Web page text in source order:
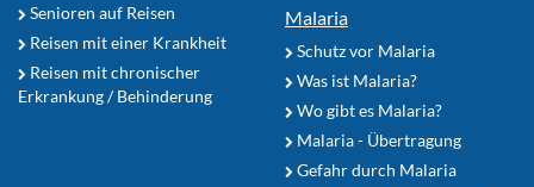
Senioren auf Reisen
Reisen mit einer Krankheit
Reisen mit chronischer
Erkrankung / Behinderung
Malaria
Schutz vor Malaria
Was ist Malaria?
Wo gibt es Malaria?
Malaria - Übertragung
Gefahr durch Malaria